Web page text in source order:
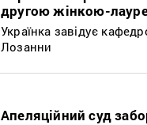
другою жінкою-
Українка завідує
Лозанни
Апеляційний суд